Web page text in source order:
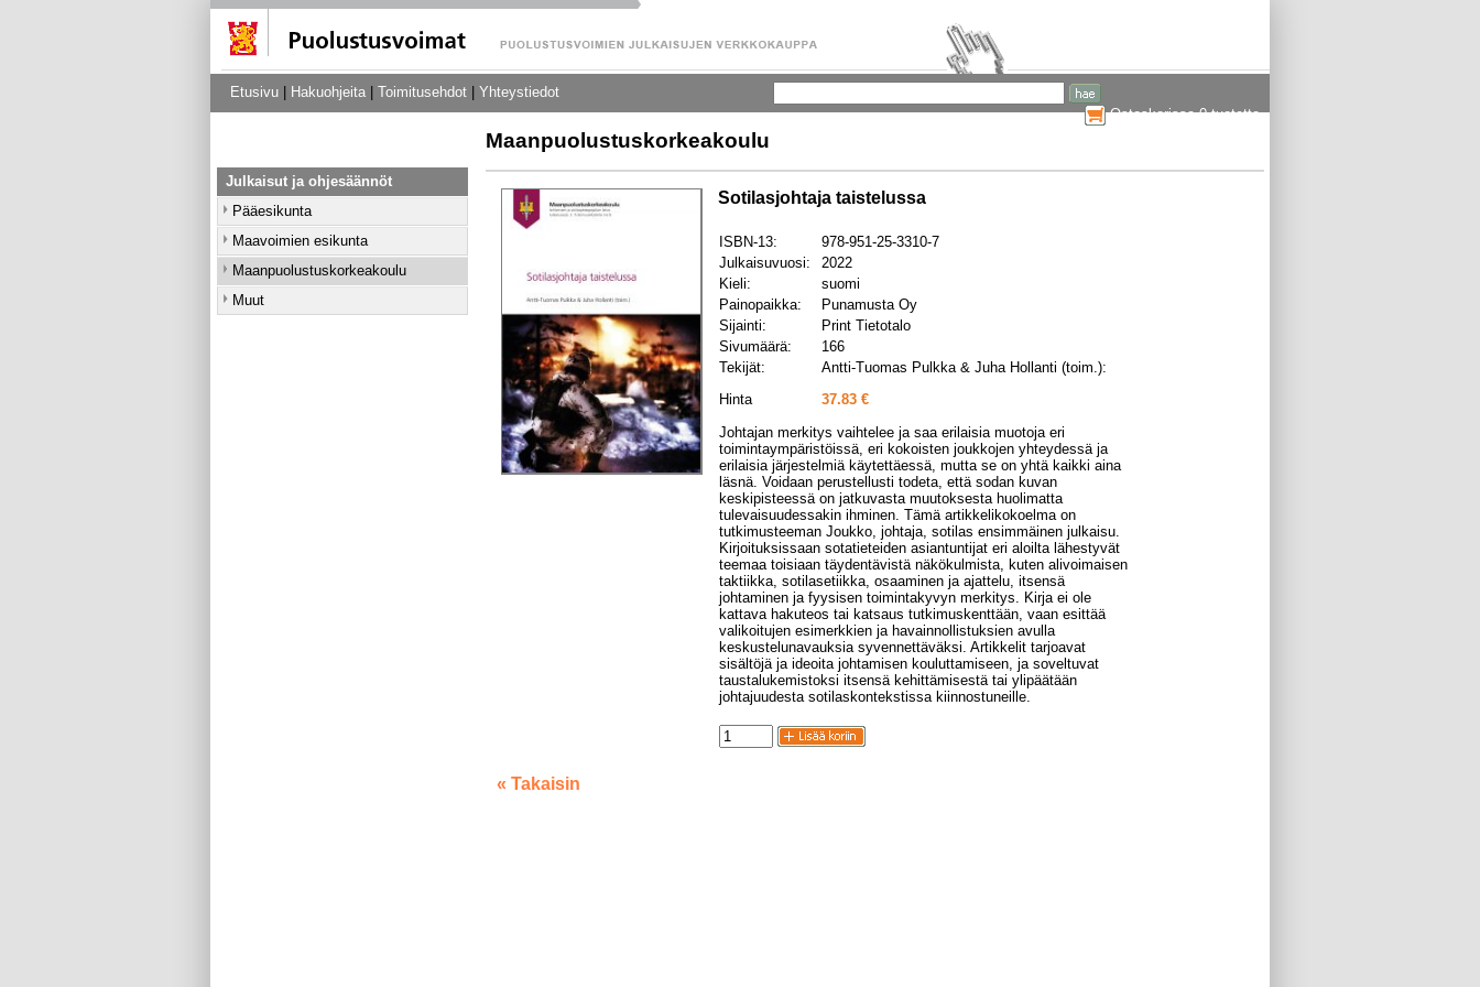
Etusivu Hakuohjeita Toimitusehdot
Yhteystiedot
Ostoskorissa 0 tuotetta
Julkaisut ja ohjesäännöt
Pääesikunta
Maavoimien esikunta
Maanpuolustuskorkeakoulu
Muut
Maanpuolustuskorkeakoulu
Sotilasjohtaja taistelussa
ISBN-13:
978-951-25-3310-7
Julkaisuvuosi:
2022
Kieli:
suomi
Painopaikka:
Punamusta Oy
Sijainti:
Print Tietotalo
Sivumäärä:
166
Tekijät:
Antti-Tuomas Pulkka & Juha Hollanti (toim.):
Hinta
37.83 €
Johtajan merkitys vaihtelee ja saa erilaisia muotoja eri
toimintaympäristöissä, eri kokoisten joukkojen yhteydessä ja
erilaisia järjestelmiä käytettäessä, mutta se on yhtä kaikki aina
läsnä. Voidaan perustellusti todeta, että sodan kuvan
keskipisteessä on jatkuvasta muutoksesta huolimatta
tulevaisuudessakin ihminen. Tämä artikkelikokoelma on
tutkimusteeman Joukko, johtaja, sotilas ensimmäinen julkaisu.
Kirjoituksissaan sotatieteiden asiantuntijat eri aloilta lähestyvät
teemaa toisiaan täydentävistä näkökulmista, kuten alivoimaisen
taktiikka, sotilasetiikka, osaaminen ja ajattelu, itsensä
johtaminen ja fyysisen toimintakyvyn merkitys. Kirja ei ole
kattava hakuteos tai katsaus tutkimuskenttään, vaan esittää
valikoitujen esimerkkien ja havainnollistuksien avulla
keskustelunavauksia syvennettäväksi. Artikkelit tarjoavat
sisältöjä ja ideoita johtamisen kouluttamiseen, ja soveltuvat
taustalukemistoksi itsensä kehittämisestä tai ylipäätään
johtajuudesta sotilaskontekstissa kiinnostuneille.
« Takaisin